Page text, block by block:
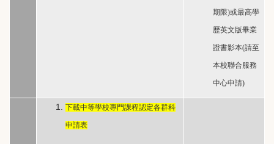
期限)或最高學
歷英文版畢業
證書影本(請至
本校聯合服務
中心申請)
下載中等學校專門課程認定各群科
申請表